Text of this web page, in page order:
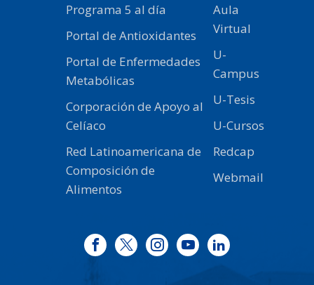
Programa 5 al día
Portal de Antioxidantes
Portal de Enfermedades
Metabólicas
Corporación de Apoyo al
Celíaco
Red Latinoamericana de
Composición de
Alimentos
Aula
Virtual
U-
Campus
U-Tesis
U-Cursos
Redcap
Webmail